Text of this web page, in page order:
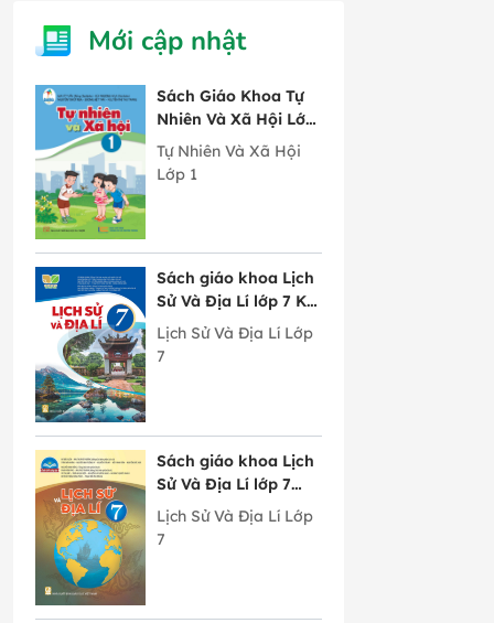
Mới cập nhật
Sách Giáo Khoa Tự
Nhiên Và Xã Hội Lớp
1 Cánh Diều
Tự Nhiên Và Xã Hội
Lớp 1
Sách giáo khoa Lịch
Sử Và Địa Lí lớp 7 Kết
Nối Tri Thức Với
Cuộc Sống
Lịch Sử Và Địa Lí Lớp
7
Sách giáo khoa Lịch
Sử Và Địa Lí lớp 7
Chân Trời Sáng Tạo
Lịch Sử Và Địa Lí Lớp
7